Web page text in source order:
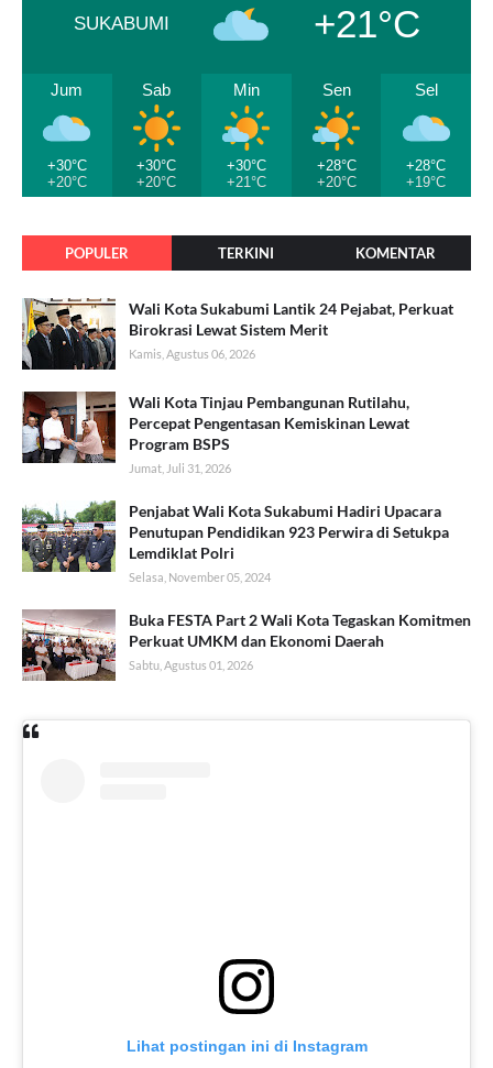
SUKABUMI +21°C
Jum
+30°C
+20°C
Sab
+30°C
+20°C
Min
+30°C
+21°C
Sen
+28°C
+20°C
Sel
+28°C
+19°C
POPULER TERKINI KOMENTAR
Wali Kota Sukabumi Lantik 24 Pejabat, Perkuat
Birokrasi Lewat Sistem Merit
Kamis, Agustus 06, 2026
Wali Kota Tinjau Pembangunan Rutilahu,
Percepat Pengentasan Kemiskinan Lewat
Program BSPS
Jumat, Juli 31, 2026
Penjabat Wali Kota Sukabumi Hadiri Upacara
Penutupan Pendidikan 923 Perwira di Setukpa
Lemdiklat Polri
Selasa, November 05, 2024
Buka FESTA Part 2 Wali Kota Tegaskan Komitmen
Perkuat UMKM dan Ekonomi Daerah
Sabtu, Agustus 01, 2026
Lihat postingan ini di Instagram